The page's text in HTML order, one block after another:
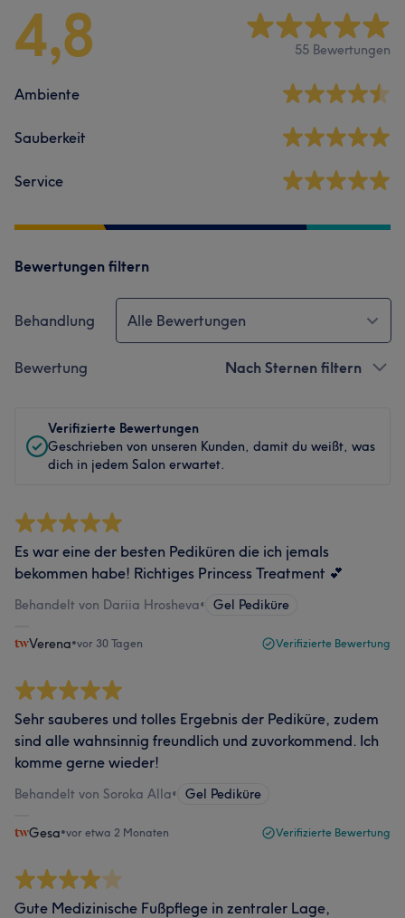
4,8 55 Bewertungen
Ambiente
Sauberkeit
Service
Bewertungen filtern
Behandlung Alle Bewertungen
Bewertung Nach Sternen filtern
Verifizierte Bewertungen
Geschrieben von unseren Kunden, damit du weißt, was
dich in jedem Salon erwartet.
Es war eine der besten Pediküren die ich jemals
bekommen habe! Richtiges Princess Treatment 💕
Behandelt von Dariia Hrosheva• Gel Pediküre
Verena•vor 30 Tagen Verifizierte Bewertung
Sehr sauberes und tolles Ergebnis der Pediküre, zudem
sind alle wahnsinnig freundlich und zuvorkommend. Ich
komme gerne wieder!
Behandelt von Soroka Alla• Gel Pediküre
Gesa•vor etwa 2 Monaten Verifizierte Bewertung
Gute Medizinische Fußpflege in zentraler Lage,